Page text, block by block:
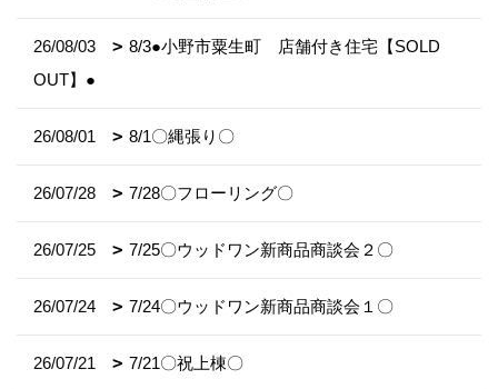
26/08/03
8/3●小野市粟生町 店舗付き住宅【SOLD
OUT】●
26/08/01 8/1〇縄張り〇
26/07/28 7/28〇フローリング〇
26/07/25 7/25〇ウッドワン新商品商談会２〇
26/07/24 7/24〇ウッドワン新商品商談会１〇
26/07/21 7/21〇祝上棟〇